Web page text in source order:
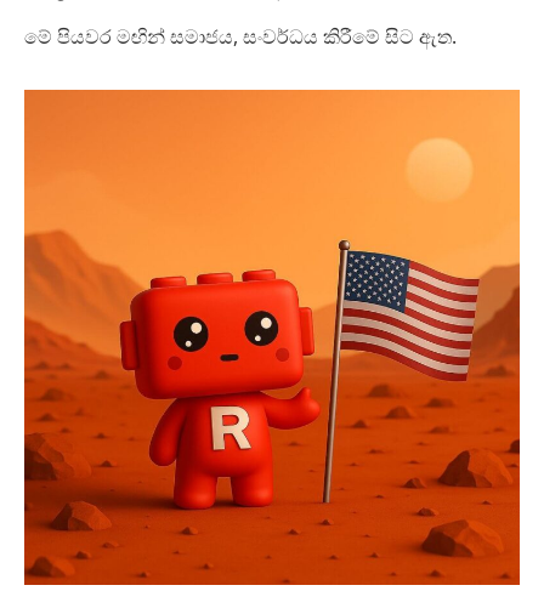
මේ පියවර මඟින් සමාජය, සංවර්ධය කිරීමේ සිට ඇත.